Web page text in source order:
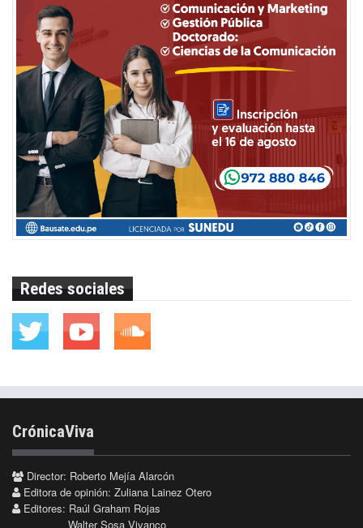
Redes sociales
CrónicaViva
Director: Roberto Mejía Alarcón
Editora de opinión: Zuliana Lainez Otero
Editores: Raúl Graham Rojas
Walter Sosa Vivanco